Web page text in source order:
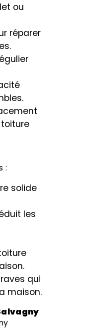
ou
réparer
:
solide
les
qui
maison.